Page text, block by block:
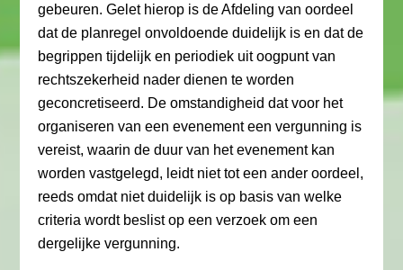
gebeuren. Gelet hierop is de Afdeling van oordeel
dat de planregel onvoldoende duidelijk is en dat de
begrippen tijdelijk en periodiek uit oogpunt van
rechtszekerheid nader dienen te worden
geconcretiseerd. De omstandigheid dat voor het
organiseren van een evenement een vergunning is
vereist, waarin de duur van het evenement kan
worden vastgelegd, leidt niet tot een ander oordeel,
reeds omdat niet duidelijk is op basis van welke
criteria wordt beslist op een verzoek om een
dergelijke vergunning.